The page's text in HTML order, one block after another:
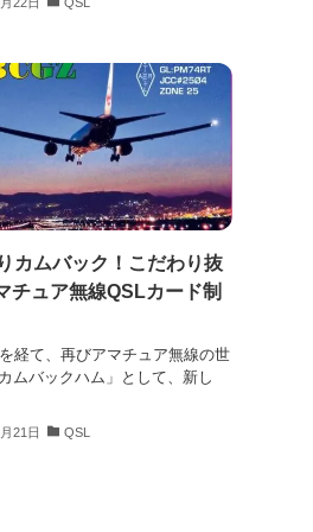
カムバック！こだわり抜
チュア無線QSLカード制
経て、再びアマチュア無線の世
ムバックハム」として、新し
21日 QSL